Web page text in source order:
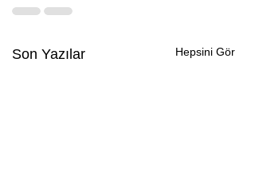
Son Yazılar Hepsini Gör